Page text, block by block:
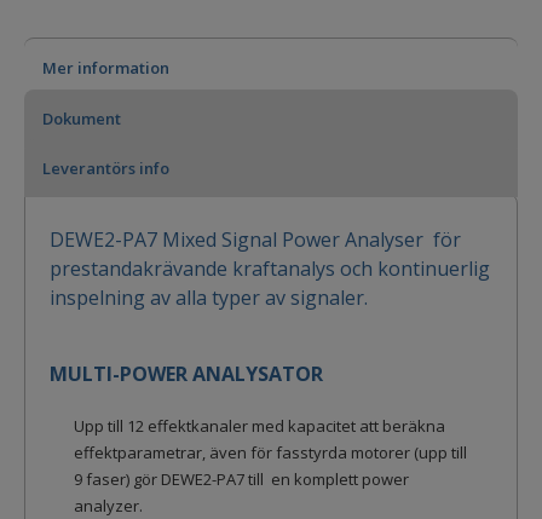
Mer information
Dokument
Leverantörs info
DEWE2-PA7 Mixed Signal Power Analyser för
prestandakrävande kraftanalys och kontinuerlig
inspelning av alla typer av signaler.
MULTI-POWER ANALYSATOR
Upp till 12 effektkanaler med kapacitet att beräkna
effektparametrar, även för fasstyrda motorer (upp till
9 faser) gör DEWE2-PA7 till en komplett power
analyzer.